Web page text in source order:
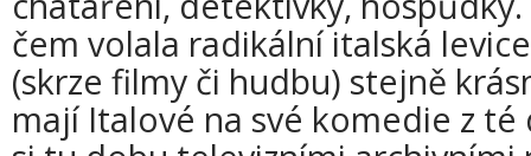
čem volala radikální italská
(skrze filmy či hudbu) stejně
mají Italové na své komedie z